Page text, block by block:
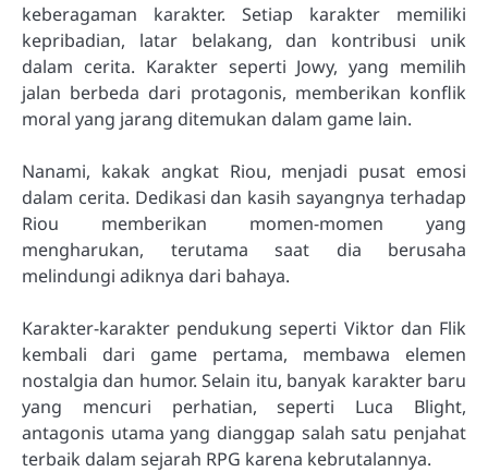
keberagaman karakter. Setiap karakter memiliki
kepribadian, latar belakang, dan kontribusi unik
dalam cerita. Karakter seperti Jowy, yang memilih
jalan berbeda dari protagonis, memberikan konflik
moral yang jarang ditemukan dalam game lain.
Nanami, kakak angkat Riou, menjadi pusat emosi
dalam cerita. Dedikasi dan kasih sayangnya terhadap
Riou memberikan momen-momen yang
mengharukan, terutama saat dia berusaha
melindungi adiknya dari bahaya.
Karakter-karakter pendukung seperti Viktor dan Flik
kembali dari game pertama, membawa elemen
nostalgia dan humor. Selain itu, banyak karakter baru
yang mencuri perhatian, seperti Luca Blight,
antagonis utama yang dianggap salah satu penjahat
terbaik dalam sejarah RPG karena kebrutalannya.